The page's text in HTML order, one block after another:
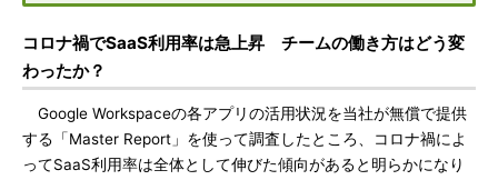
コロナ禍でSaaS利用率は急上昇 チームの働き方はどう変
わったか？
Google Workspaceの各アプリの活用状況を当社が無償で提供
する「Master Report」を使って調査したところ、コロナ禍によ
ってSaaS利用率は全体として伸びた傾向があると明らかになり